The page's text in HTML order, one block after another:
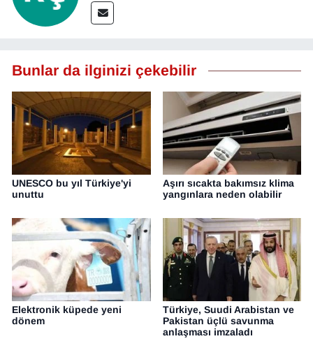
Bunlar da ilginizi çekebilir
UNESCO bu yıl Türkiye'yi
unuttu
Aşırı sıcakta bakımsız klima
yangınlara neden olabilir
Elektronik küpede yeni
dönem
Türkiye, Suudi Arabistan ve
Pakistan üçlü savunma
anlaşması imzaladı
YAŞAM
YEREL